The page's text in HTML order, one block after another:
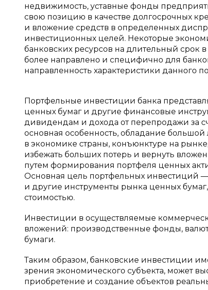
недвижимость, уставные фонды
свою позицию в качестве долгосрочных
и вложение средств в определенных
инвестиционных целей. Некоторые
банковских ресурсов на длительный
более направлено и специфично для
направленность характеристики данного
Портфельные инвестиции банка
ценных бумаг и другие финансовые
дивидендам и дохода от перепродажи за
основная особенность, обладание
в экономике страны, конъюнктуре на
избежать больших потерь и вернуть
путем формирования портфеля ценных
Основная цель портфельных инвестиций
и другие инструменты рынка ценных
стоимостью.
Инвестиции в осуществляемые
вложений: производственные фонды,
бумаги.
Таким образом, банковские инвестиции
зрения экономического субъекта, может
приобретение и создание объектов